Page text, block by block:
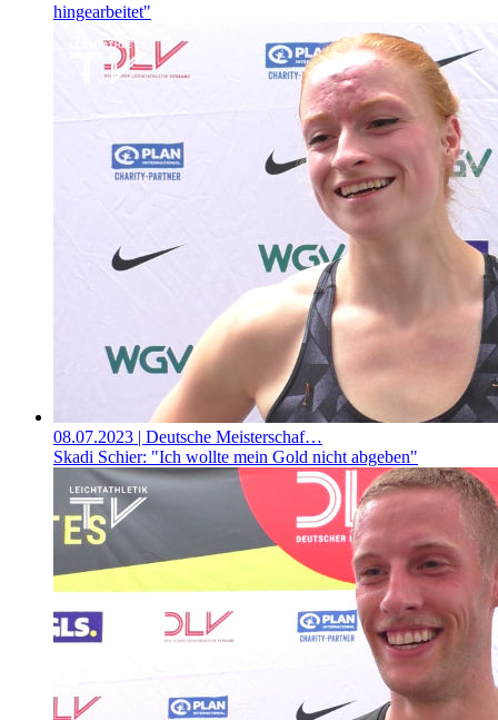
hingearbeitet"
08.07.2023 | Deutsche Meisterschaf…
Skadi Schier: "Ich wollte mein Gold nicht abgeben"